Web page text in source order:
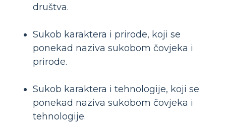
društva.
Sukob karaktera i prirode, koji se
ponekad naziva sukobom čovjeka i
prirode.
Sukob karaktera i tehnologije, koji se
ponekad naziva sukobom čovjeka i
tehnologije.